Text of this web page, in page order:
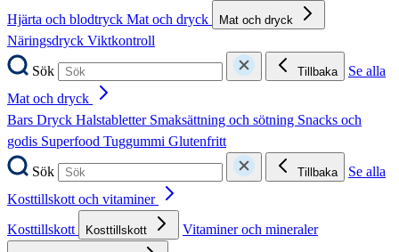
Hjärta och blodtryck Mat och dryck Mat och dryck
Näringsdryck Viktkontroll
Sök
Tillbaka
Se alla
Mat och dryck
Bars Dryck Halstabletter Smaksättning och sötning Snacks och
godis Superfood Tuggummi Glutenfritt
Sök
Tillbaka
Se alla
Kosttillskott och vitaminer
Kosttillskott
Kosttillskott Vitaminer och mineraler